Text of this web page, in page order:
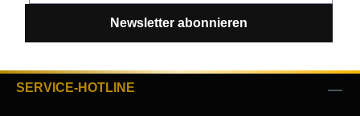
Newsletter abonnieren
SERVICE-HOTLINE